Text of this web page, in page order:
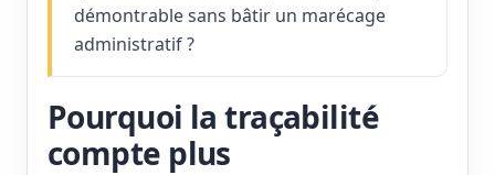
démontrable sans bâtir un marécage
administratif ?
Pourquoi la traçabilité
compte plus